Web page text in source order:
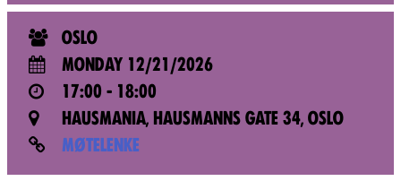
ABOUT XR NORWAY
VALUES AND PRINCIPLES
JOIN
NEWS
OSLO
MONDAY 12/21/2026
17:00 - 18:00
HAUSMANIA, HAUSMANNS GATE 34, OSLO
MØTELENKE